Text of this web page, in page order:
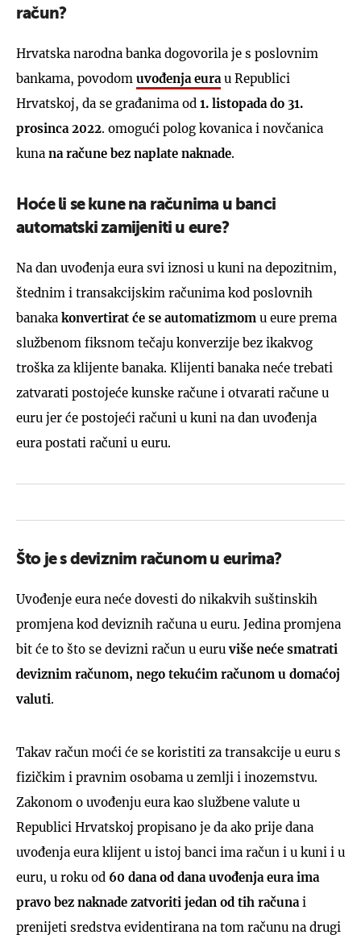
račun?
Hrvatska narodna banka dogovorila je s poslovnim
bankama, povodom uvođenja eura u Republici
Hrvatskoj, da se građanima od 1. listopada do 31.
prosinca 2022. omogući polog kovanica i novčanica
kuna na račune bez naplate naknade.
Hoće li se kune na računima u banci
automatski zamijeniti u eure?
Na dan uvođenja eura svi iznosi u kuni na depozitnim,
štednim i transakcijskim računima kod poslovnih
banaka konvertirat će se automatizmom u eure prema
službenom fiksnom tečaju konverzije bez ikakvog
troška za klijente banaka. Klijenti banaka neće trebati
zatvarati postojeće kunske račune i otvarati račune u
euru jer će postojeći računi u kuni na dan uvođenja
eura postati računi u euru.
Što je s deviznim računom u eurima?
Uvođenje eura neće dovesti do nikakvih suštinskih
promjena kod deviznih računa u euru. Jedina promjena
bit će to što se devizni račun u euruviše neće smatrati
deviznim računom, nego tekućim računom u domaćoj
valuti.
Takav račun moći će se koristiti za transakcije u euru s
fizičkim i pravnim osobama u zemlji i inozemstvu.
Zakonom o uvođenju eura kao službene valute u
Republici Hrvatskoj propisano je da ako prije dana
uvođenja eura klijent u istoj banci ima račun i u kuni i u
euru, u roku od 60 dana od dana uvođenja eura ima
pravo bez naknade zatvoriti jedan od tih računa i
prenijeti sredstva evidentirana na tom računu na drugi